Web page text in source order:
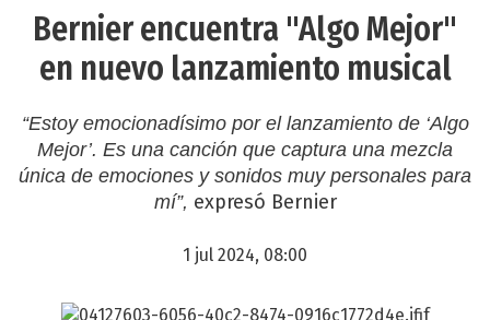
Bernier encuentra "Algo Mejor"
en nuevo lanzamiento musical
“Estoy emocionadísimo por el lanzamiento de ‘Algo
Mejor’. Es una canción que captura una mezcla
única de emociones y sonidos muy personales para
mí”, expresó Bernier
1 jul 2024, 08:00